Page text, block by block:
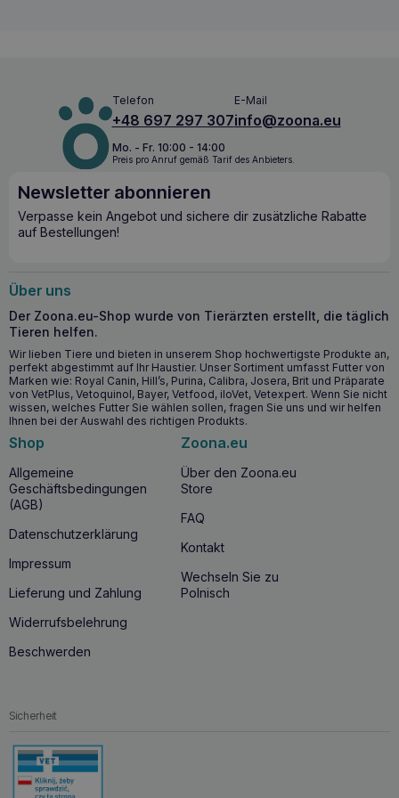
Die wichtigsten gesundheitlichen Vorteile
– KATTOVIT Urinary Kalbfleisch 85g
Harnsteinbildung vor.
Übersäuerung der Harnwege
der Bildung von Harnsteinen.
Vollständige Ernährung: Reich an Taurin und anderen
wichtigen Vitaminen und Mineralien.
KATTOVIT Urinary Kalb 85g Erkrankungen der
ableitenden Harnwege – wann lohnt sich der
Einstieg?
KATTOVIT Urinary Kalb 85gHarnwegserkrankungen ist
ideal für Katzen, die an Problemen der unteren Harnwege
leiden, einschließlich
FLUTD. Es wird besonders für Katzen
empfohlen, die eine Ernährung benötigen
der Harnsteinbildung verringert
Telefon
+48 697 297 307
E-Mail
info@zoona.eu
Mo. - Fr. 10:00 - 14:00
Preis pro Anruf gemäß Tarif des Anbieters.
Newsletter abonnieren
Verpasse kein Angebot und sichere dir zusätzliche Rabatte
auf Bestellungen!
Über uns
Der Zoona.eu-Shop wurde von Tierärzten erstellt, die täglich
Tieren helfen.
Wir lieben Tiere und bieten in unserem Shop hochwertigste Produkte an,
perfekt abgestimmt auf Ihr Haustier. Unser Sortiment umfasst Futter von
Marken wie: Royal Canin, Hill’s, Purina, Calibra, Josera, Brit und Präparate
von VetPlus, Vetoquinol, Bayer, Vetfood, iloVet, Vetexpert. Wenn Sie nicht
wissen, welches Futter Sie wählen sollen, fragen Sie uns und wir helfen
Ihnen bei der Auswahl des richtigen Produkts.
Shop
Allgemeine
Geschäftsbedingungen
(AGB)
Datenschutzerklärung
Impressum
Lieferung und Zahlung
Widerrufsbelehrung
Beschwerden
Zoona.eu
Über den Zoona.eu
Store
FAQ
Kontakt
Wechseln Sie zu
Polnisch
Sicherheit